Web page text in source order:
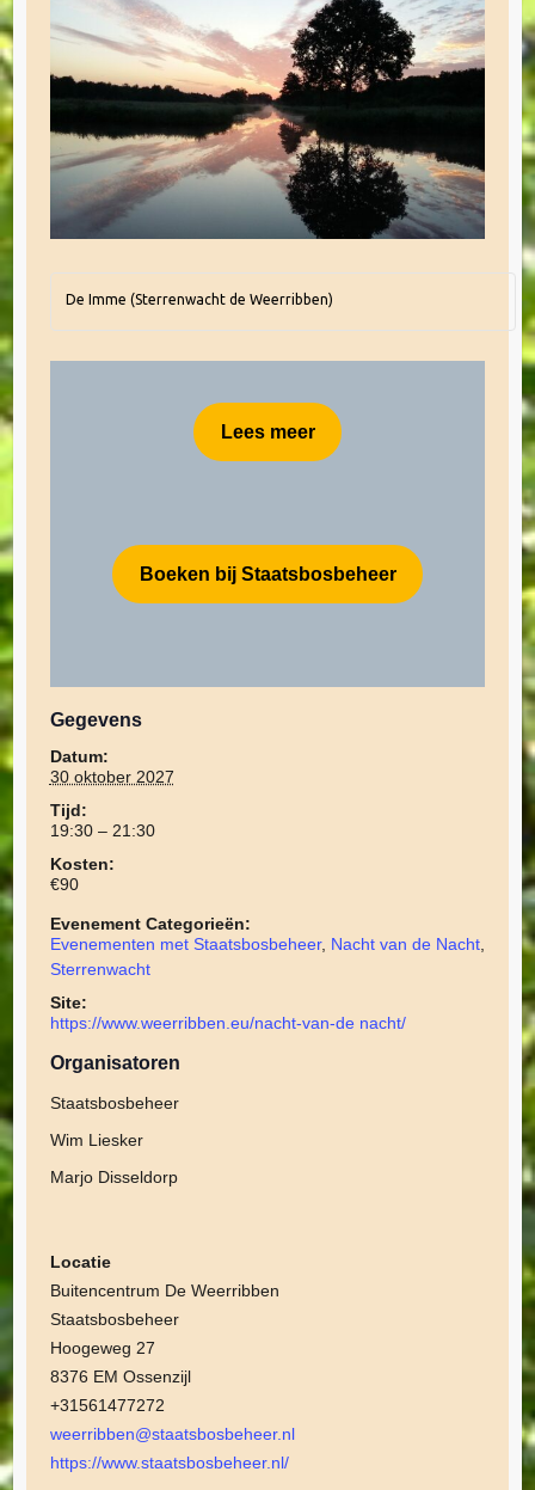
De Imme (Sterrenwacht de Weerribben)
Lees meer
Boeken bij Staatsbosbeheer
Gegevens
Datum:
30 oktober 2027
Tijd:
19:30 – 21:30
Kosten:
€90
Evenement Categorieën:
Evenementen met Staatsbosbeheer, Nacht van de Nacht,
Sterrenwacht
Site:
https://www.weerribben.eu/nacht-van-de nacht/
Organisatoren
Staatsbosbeheer
Wim Liesker
Marjo Disseldorp
Locatie
Buitencentrum De Weerribben
Staatsbosbeheer
Hoogeweg 27
8376 EM Ossenzijl
+31561477272
weerribben@staatsbosbeheer.nl
https://www.staatsbosbeheer.nl/